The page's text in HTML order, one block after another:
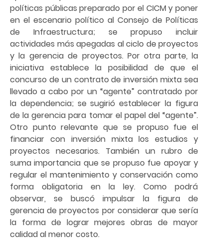
políticas públicas preparado por el CICM y poner
en el escenario político al Consejo de Políticas
de Infraestructura; se propuso incluir
actividades más apegadas al ciclo de proyectos
y la gerencia de proyectos. Por otra parte, la
iniciativa establece la posibilidad de que el
concurso de un contrato de inversión mixta sea
llevado a cabo por un “agente” contratado por
la dependencia; se sugirió establecer la figura
de la gerencia para tomar el papel del “agente”.
Otro punto relevante que se propuso fue el
financiar con inversión mixta los estudios y
proyectos necesarios. También un rubro de
suma importancia que se propuso fue apoyar y
regular el mantenimiento y conservación como
forma obligatoria en la ley. Como podrá
observar, se buscó impulsar la figura de
gerencia de proyectos por considerar que sería
la forma de lograr mejores obras de mayor
calidad al menor costo.